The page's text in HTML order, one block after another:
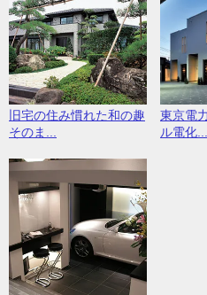
旧宅の住み慣れた和の趣
そのま...
東京電
ル電化...